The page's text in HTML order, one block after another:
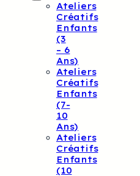
Ateliers
Créatifs
Enfants
(3
– 6
Ans)
Ateliers
Créatifs
Enfants
(7-
10
Ans)
Ateliers
Créatifs
Enfants
(10